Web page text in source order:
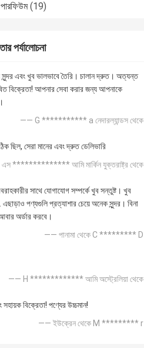
(19)
পর্যালোচনা
এবং খুব ভালভাবে তৈরি। চালান দ্রুত। অত্যন্ত
বিক্রেতা! আপনার সেবা করার জন্য আপনাকে
—— G *********** a নেদারল্যান্ডস থেকে
ছিল, সেরা মানের এবং দ্রুত ডেলিভারি
************** আমি মার্কিন যুক্তরাষ্ট্র থেকে
সাথে যোগাযোগ সম্পর্কে খুব সন্তুষ্ট। খুব
এছাড়াও পণ্যগুলি প্রত্যাশার চেয়ে অনেক সুন্দর। বিনা
অর্ডার করবে।
—— পানামা থেকে C ********* D
—— H ************* আমি অস্ট্রেলিয়া থেকে
সহায়ক বিক্রেতা! পণ্যের উচ্চমান!
—— ইউক্রেন থেকে M ********* r